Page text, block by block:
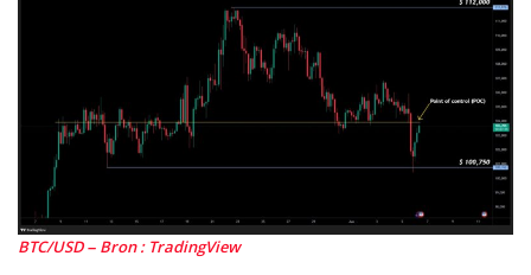
BTC/USD – Bron : TradingView